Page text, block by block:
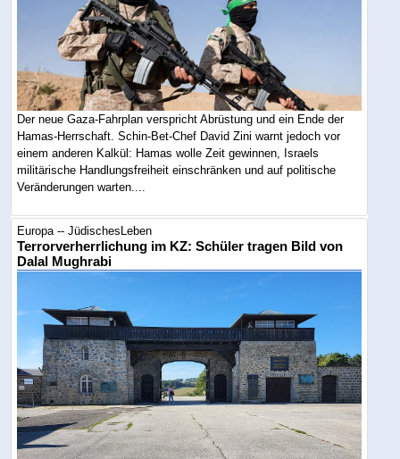
Der neue Gaza-Fahrplan verspricht Abrüstung und ein Ende der
Hamas-Herrschaft. Schin-Bet-Chef David Zini warnt jedoch vor
einem anderen Kalkül: Hamas wolle Zeit gewinnen, Israels
militärische Handlungsfreiheit einschränken und auf politische
Veränderungen warten....
Europa -- JüdischesLeben
Terrorverherrlichung im KZ: Schüler tragen Bild von
Dalal Mughrabi